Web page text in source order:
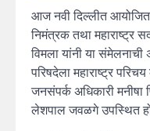
आज नवी दिल्लीत
निमंत्रक तथा महाराष्ट्र
विमला यांनी या
परिषदेला महाराष्ट्र
जनसंपर्क अधिकारी
लेशपाल जवळगे उपस्थित